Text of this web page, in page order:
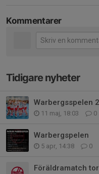
Kommentarer
Tidigare nyheter
Warbergsspelen
11 maj, 18:03 0
Warbergspelen
5 apr, 14:38 0
Föräldramatch